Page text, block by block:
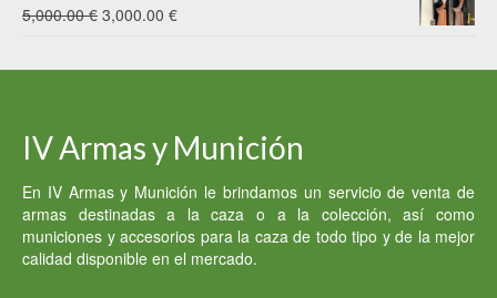
950.00 €.930.00 €.
5,000.00€ El
5,000.00 €.
3,000.00 €El
3,000.00 €.
IV Armas y Munición
En IV Armas y Munición le brindamos un servicio de venta de
armas destinadas a la caza o a la colección, así como
municiones y accesorios para la caza de todo tipo y de la mejor
calidad disponible en el mercado.